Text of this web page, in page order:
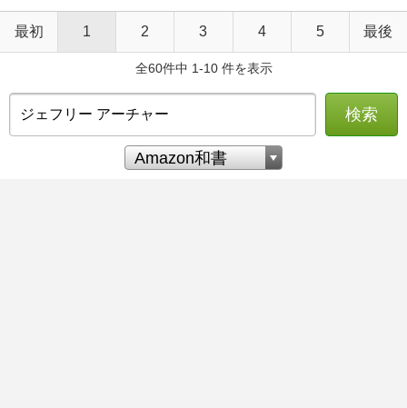
最初 1 2 3 4 5 最後
全60件中 1-10 件を表示
検索